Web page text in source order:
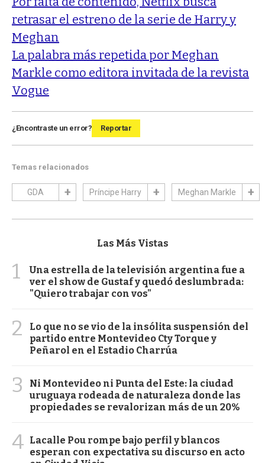
retrasar el estreno de la serie de Harry y
Meghan
La palabra más repetida por Meghan
Markle como editora invitada de la revista
Vogue
¿Encontraste un error? Reportar
Temas relacionados
GDA Príncipe Harry Meghan Markle
Las Más Vistas
1
Una estrella de la televisión argentina fue a
ver el show de Gustaf y quedó deslumbrada:
"Quiero trabajar con vos"
2
Lo que no se vio de la insólita suspensión del
partido entre Montevideo Cty Torque y
Peñarol en el Estadio Charrúa
3
Ni Montevideo ni Punta del Este: la ciudad
uruguaya rodeada de naturaleza donde las
propiedades se revalorizan más de un 20%
4 Lacalle Pou rompe bajo perfil y blancos
esperan con expectativa su discurso en acto